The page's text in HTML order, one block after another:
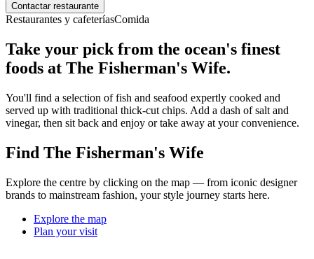
Contactar restaurante
Restaurantes y cafeteríasComida
Take your pick from the ocean's finest
foods at The Fisherman's Wife.
You'll find a selection of fish and seafood expertly cooked and
served up with traditional thick-cut chips. Add a dash of salt and
vinegar, then sit back and enjoy or take away at your convenience.
Find The Fisherman's Wife
Explore the centre by clicking on the map — from iconic designer
brands to mainstream fashion, your style journey starts here.
Explore the map
Plan your visit